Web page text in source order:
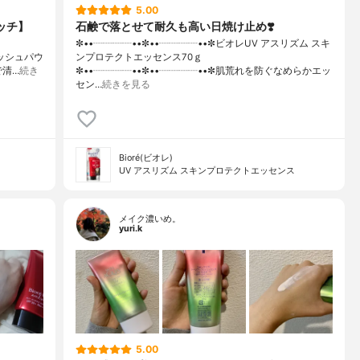
】
ュパウ
清…続き
5.00
石鹸で落とせて耐久も高い日焼け止め❣️
✼••┈┈┈┈••✼••┈┈┈┈••✼ビオレUV アスリズム スキ
ンプロテクトエッセンス70ｇ
✼••┈┈┈┈••✼••┈┈┈┈••✼肌荒れを防ぐなめらかエッ
セン…続きを見る
Bioré(ビオレ)
UV アスリズム スキンプロテクトエッセンス
メイク濃いめ。
yuri.k
5.00